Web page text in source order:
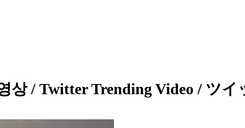
상 / Twitter Trending Video / ツイ